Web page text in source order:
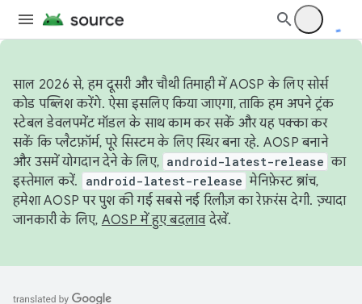
साल 2026 से, हम दूसरी और चौथी तिमाही में AOSP के लिए सोर्स
कोड पब्लिश करेंगे. ऐसा इसलिए किया जाएगा, ताकि हम अपने ट्रंक
स्टेबल डेवलपमेंट मॉडल के साथ काम कर सकें और यह पक्का कर
सकें कि प्लैटफ़ॉर्म, पूरे सिस्टम के लिए स्थिर बना रहे. AOSP बनाने
और उसमें योगदान देने के लिए, android-latest-release का
इस्तेमाल करें.
android-latest-release मेनिफ़ेस्ट ब्रांच,
हमेशा AOSP पर पुश की गई सबसे नई रिलीज़ का रेफ़रंस देगी. ज़्यादा
जानकारी के लिए, AOSP में हुए बदलावदेखें.